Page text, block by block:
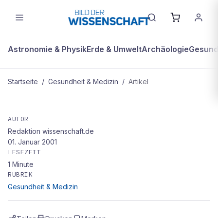
Astronomie & PhysikErde & UmweltArchäologie
Startseite / Gesundheit & Medizin / Artikel
Der Gen-Star: André Rosenthal
AUTOR
Redaktion wissenschaft.de
01. Januar 2001
LESEZEIT
1 Minute
RUBRIK
Gesundheit & Medizin